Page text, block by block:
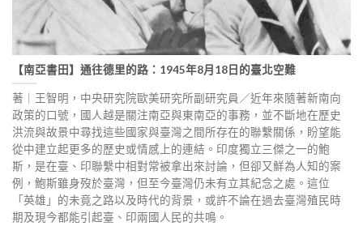
【南亞書田】通往德里的路：1945年8月18日的臺北空難
著｜王智明，中央研究院歐美研究所副研究員／近年來隨著新南向
政策的口號，國人越是關注南亞與東南亞的事務，並不斷地在歷史
洪流與故景中尋找這些國家與臺灣之間所存在的聯繫關係，盼望能
從中建立起更多的歷史或情感上的連結。印度獨立三傑之一的鮑
斯，是在臺、印聯繫中相對常被拿出來討論，但卻又鮮為人知的案
例，鮑斯雖身歿於臺灣，但至今臺灣仍未有立其紀念之處。這位
「英雄」的未竟之路以及時代的背景，或許不論在過去臺灣殖民時
期及現今都能引起臺、印兩國人民的共鳴。